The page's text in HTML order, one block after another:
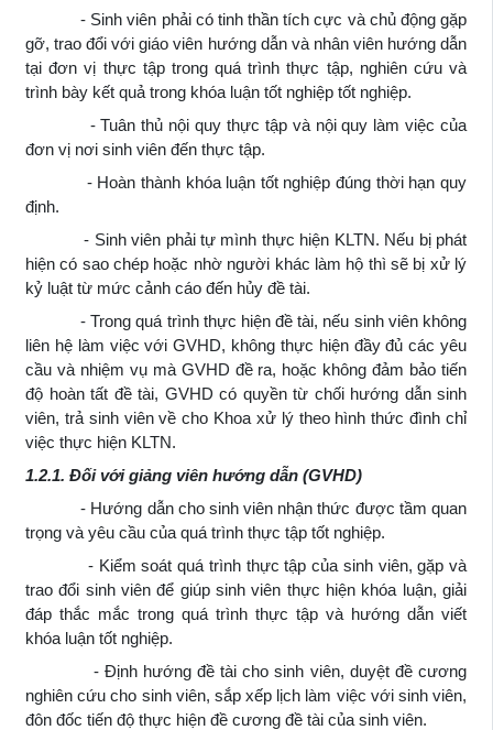
- Sinh viên phải có tinh thần tích cực và chủ động gặp
gỡ, trao đổi với giáo viên hướng dẫn và nhân viên hướng dẫn
tại đơn vị thực tập trong quá trình thực tập, nghiên cứu và
trình bày kết quả trong khóa luận tốt nghiệp tốt nghiệp.
- Tuân thủ nội quy thực tập và nội quy làm việc của
đơn vị nơi sinh viên đến thực tập.
- Hoàn thành khóa luận tốt nghiệp đúng thời hạn quy
định.
- Sinh viên phải tự mình thực hiện KLTN. Nếu bị phát
hiện có sao chép hoặc nhờ người khác làm hộ thì sẽ bị xử lý
kỷ luật từ mức cảnh cáo đến hủy đề tài.
- Trong quá trình thực hiện đề tài, nếu sinh viên không
liên hệ làm việc với GVHD, không thực hiện đầy đủ các yêu
cầu và nhiệm vụ mà GVHD đề ra, hoặc không đảm bảo tiến
độ hoàn tất đề tài, GVHD có quyền từ chối hướng dẫn sinh
viên, trả sinh viên về cho Khoa xử lý theo hình thức đình chỉ
việc thực hiện KLTN.
1.2.1. Đối với giảng viên hướng dẫn (GVHD)
- Hướng dẫn cho sinh viên nhận thức được tầm quan
trọng và yêu cầu của quá trình thực tập tốt nghiệp.
- Kiểm soát quá trình thực tập của sinh viên, gặp và
trao đổi sinh viên để giúp sinh viên thực hiện khóa luận, giải
đáp thắc mắc trong quá trình thực tập và hướng dẫn viết
khóa luận tốt nghiệp.
- Định hướng đề tài cho sinh viên, duyệt đề cương
nghiên cứu cho sinh viên, sắp xếp lịch làm việc với sinh viên,
đôn đốc tiến độ thực hiện đề cương đề tài của sinh viên.